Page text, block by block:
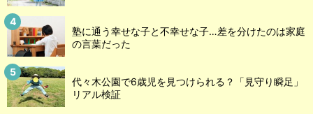
塾に通う幸せな子と不幸せな子…差を分けたのは家庭
の言葉だった
代々木公園で6歳児を見つけられる？「見守り瞬足」
リアル検証